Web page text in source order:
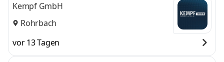
Kempf GmbH
Rohrbach
vor 13 Tagen